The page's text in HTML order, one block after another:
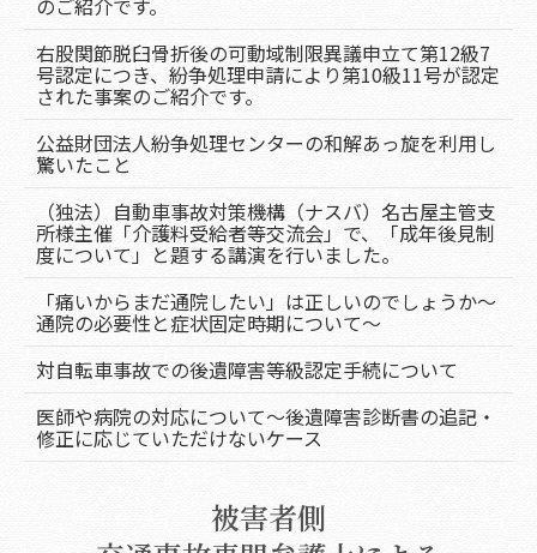
のご紹介です。
右股関節脱臼骨折後の可動域制限異議申立て第12級7
号認定につき、紛争処理申請により第10級11号が認定
された事案のご紹介です。
公益財団法人紛争処理センターの和解あっ旋を利用し
驚いたこと
（独法）自動車事故対策機構（ナスバ）名古屋主管支
所様主催「介護料受給者等交流会」で、「成年後見制
度について」と題する講演を行いました。
「痛いからまだ通院したい」は正しいのでしょうか～
通院の必要性と症状固定時期について～
対自転車事故での後遺障害等級認定手続について
医師や病院の対応について～後遺障害診断書の追記・
修正に応じていただけないケース
被害者側